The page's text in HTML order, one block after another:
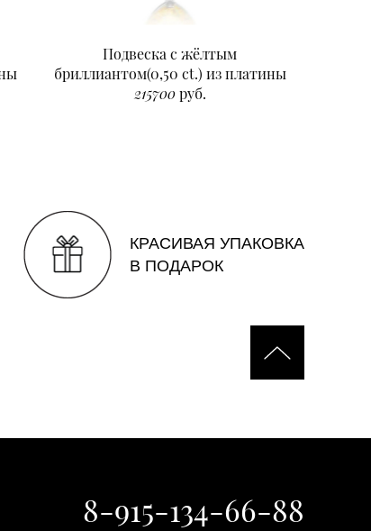
Подвеска с жёлтым
бриллиантом(0,50 ct.) из платины
215700руб.
КРАСИВАЯ УПАКОВКА
В ПОДАРОК
8-915-134-66-88